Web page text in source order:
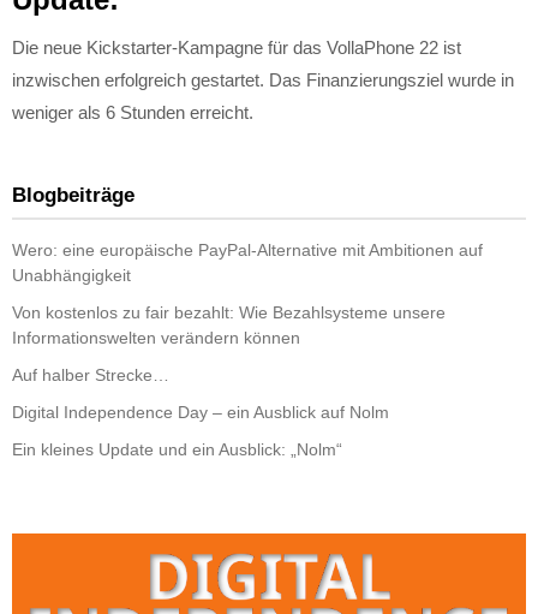
Die neue Kickstarter-Kampagne für das VollaPhone 22 ist
inzwischen erfolgreich gestartet. Das Finanzierungsziel wurde in
weniger als 6 Stunden erreicht.
Blogbeiträge
Wero: eine europäische PayPal-Alternative mit Ambitionen auf
Unabhängigkeit
Von kostenlos zu fair bezahlt: Wie Bezahlsysteme unsere
Informationswelten verändern können
Auf halber Strecke…
Digital Independence Day – ein Ausblick auf Nolm
Ein kleines Update und ein Ausblick: „Nolm“